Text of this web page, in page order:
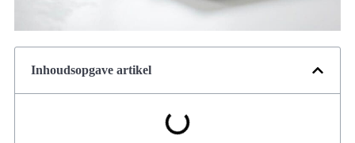
Inhoudsopgave artikel